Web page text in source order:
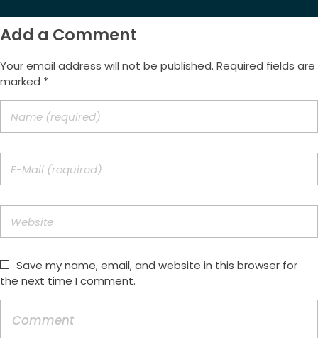
Add a Comment
Your email address will not be published. Required fields are
marked *
Save my name, email, and website in this browser for
the next time I comment.